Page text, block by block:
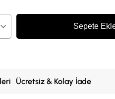
Ücretsiz & Kolay İade